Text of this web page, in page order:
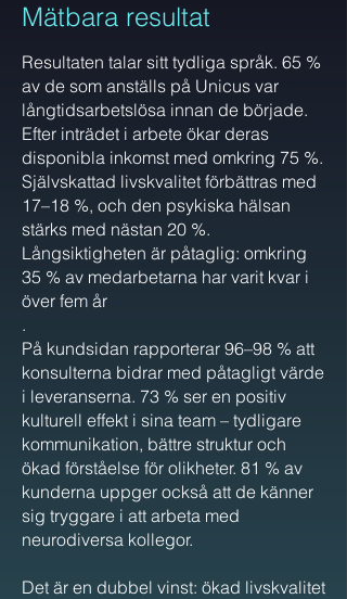
Mätbara resultat
Resultaten talar sitt tydliga språk. 65 %
av de som anställs på Unicus var
långtidsarbetslösa innan de började.
Efter inträdet i arbete ökar deras
disponibla inkomst med omkring 75 %.
Självskattad livskvalitet förbättras med
17–18 %, och den psykiska hälsan
stärks med nästan 20 %.
Långsiktigheten är påtaglig: omkring
35 % av medarbetarna har varit kvar i
över fem år
.
På kundsidan rapporterar 96–98 % att
konsulterna bidrar med påtagligt värde
i leveranserna. 73 % ser en positiv
kulturell effekt i sina team – tydligare
kommunikation, bättre struktur och
ökad förståelse för olikheter. 81 % av
kunderna uppger också att de känner
sig tryggare i att arbeta med
neurodiversa kollegor.
Det är en dubbel vinst: ökad livskvalitet